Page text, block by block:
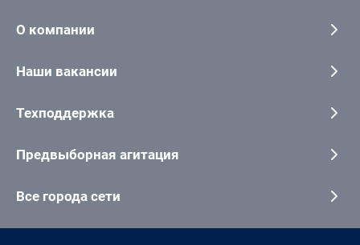
О компании
Наши вакансии
Техподдержка
Предвыборная агитация
Все города сети